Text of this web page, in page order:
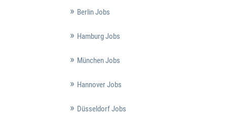
Berlin Jobs
Hamburg Jobs
München Jobs
Hannover Jobs
Düsseldorf Jobs